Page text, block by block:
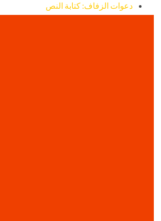
دعوات الزفاف: كتابة النص